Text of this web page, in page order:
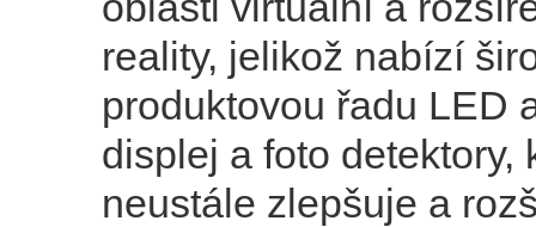
reality, jelikož nabízí
produktovou řadu LED
displej a foto detektory,
neustále zlepšuje a